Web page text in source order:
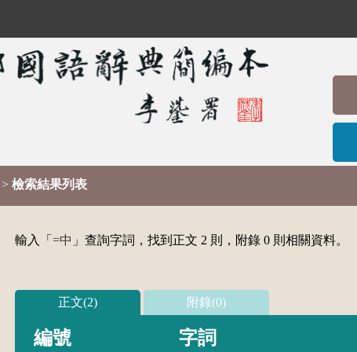
> 檢索結果列表
輸入「 =中 」查詢字詞，找到正文 2 則，附錄 0 則相關資料。
正文(2) 附錄(0)
編號 字詞